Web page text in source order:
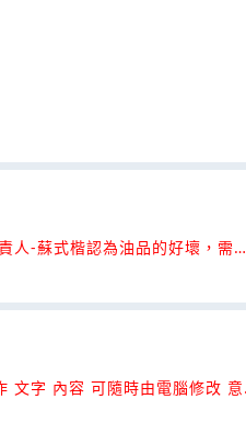
人-蘇式楷認為油品的好壞，需要
累積來控制芝蔴焙炒的時間及火